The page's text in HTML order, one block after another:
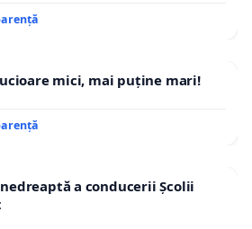
mici, mai puține mari!
a conducerii Școlii